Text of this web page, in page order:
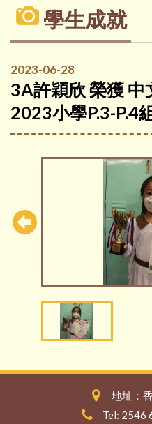
學生成就
2023-06-28
3A許穎欣 榮獲
2023小學P.3-P.4
地址：
Tel: 2546